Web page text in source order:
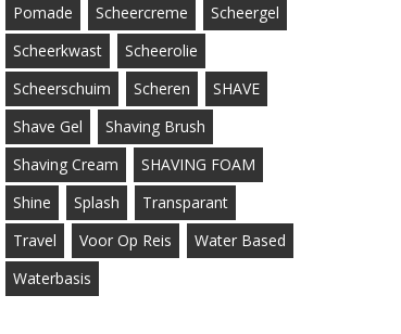
Pomade
Scheercreme
Scheergel
Scheerkwast
Scheerolie
Scheerschuim
Scheren
SHAVE
Shave Gel
Shaving Brush
Shaving Cream
SHAVING FOAM
Shine
Splash
Transparant
Travel
Voor Op Reis
Water Based
Waterbasis